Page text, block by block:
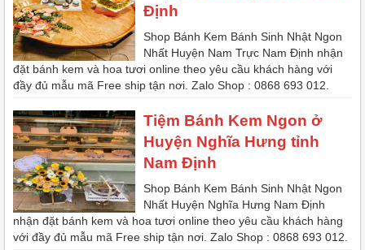
Định
Shop Bánh Kem Bánh Sinh Nhật Ngon
Nhất Huyện Nam Trực Nam Định nhận
đặt bánh kem và hoa tươi online theo yêu cầu khách hàng với
đầy đủ mẫu mã Free ship tận nơi. Zalo Shop : 0868 693 012.
Tiệm Bánh Kem Ngon ở
Huyện Nghĩa Hưng tỉnh
Nam Định
Shop Bánh Kem Bánh Sinh Nhật Ngon
Nhất Huyện Nghĩa Hưng Nam Định
nhận đặt bánh kem và hoa tươi online theo yêu cầu khách hàng
với đầy đủ mẫu mã Free ship tận nơi. Zalo Shop : 0868 693 012.